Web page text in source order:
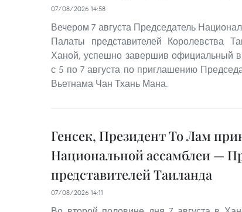
07/08/2026 14:58
Вечером 7 августа Председатель
Палаты представителей Королевства
Ханой, успешно завершив официальный
с 5 по 7 августа по приглашению
Вьетнама Чан Тхань Мана.
Генсек, Президент То Лам
Национальной ассамблеи —
представителей Таиланда
07/08/2026 14:11